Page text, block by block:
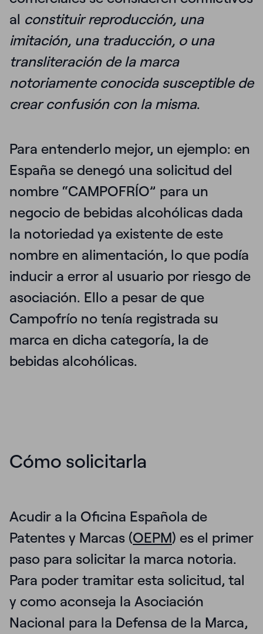
al constituir reproducción, una
imitación, una traducción, o una
transliteración de la marca
notoriamente conocida susceptible de
crear confusión con la misma.
Para entenderlo mejor, un ejemplo: en
España se denegó una solicitud del
nombre “CAMPOFRÍO” para un
negocio de bebidas alcohólicas dada
la notoriedad ya existente de este
nombre en alimentación, lo que podía
inducir a error al usuario por riesgo de
asociación. Ello a pesar de que
Campofrío no tenía registrada su
marca en dicha categoría, la de
bebidas alcohólicas.
Cómo solicitarla
Acudir a la Oficina Española de
Patentes y Marcas (OEPM) es el primer
paso para solicitar la marca notoria.
Para poder tramitar esta solicitud, tal
y como aconseja la Asociación
Nacional para la Defensa de la Marca,